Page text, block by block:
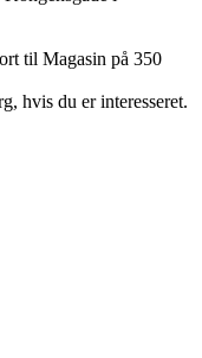
til Magasin på 350
hvis du er interesseret.